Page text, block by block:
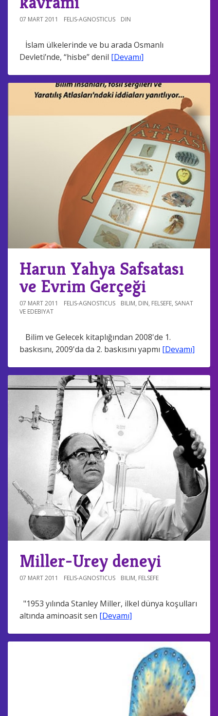
07 MART 2011 FELIS-AGNOSTICUS DIN
İslam ülkelerinde ve bu arada Osmanlı
Devleti’nde, “hisbe” denil [Devamı]
Harun Yahya Safsatası
ve Evrim Gerçeği
07 MART 2011 FELIS-AGNOSTICUS BILIM, DIN, FELSEFE, SANAT
VE EDEBIYAT
Bilim ve Gelecek kitaplığından 2008'de 1.
baskısını, 2009'da da 2. baskısını yapmı [Devamı]
Miller-Urey deneyi
07 MART 2011 FELIS-AGNOSTICUS BILIM, FELSEFE
"1953 yılında Stanley Miller, ilkel dünya koşulları
altında aminoasit sen [Devamı]